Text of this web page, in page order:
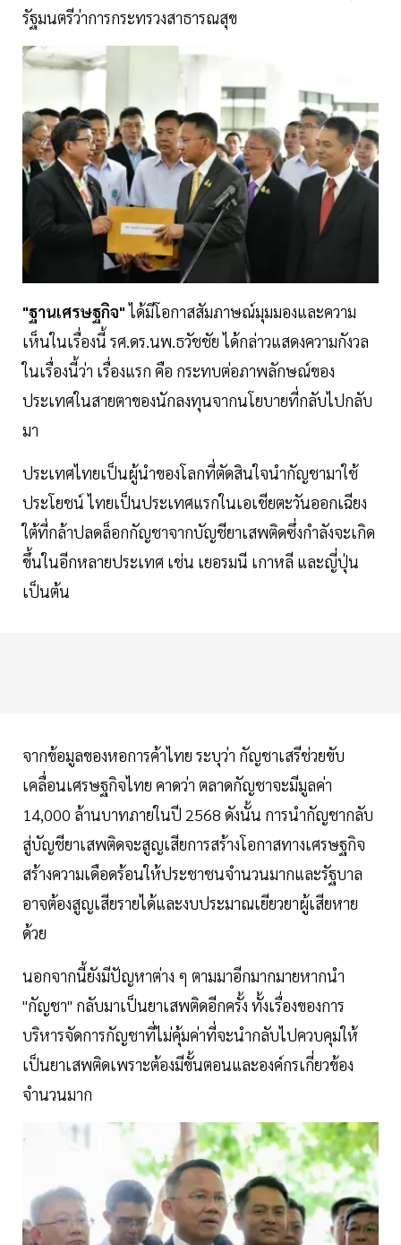
รัฐมนตรีว่าการกระทรวงสาธารณสุข
"ฐานเศรษฐกิจ"ได้มีโอกาสสัมภาษณ์มุมมองและความ
เห็นในเรื่องนี้ รศ.ดร.นพ.ธวัชชัย ได้กล่าวแสดงความกังวล
ในเรื่องนี้ว่า เรื่องแรก คือ กระทบต่อภาพลักษณ์ของ
ประเทศในสายตาของนักลงทุนจากนโยบายที่กลับไปกลับ
มา
ประเทศไทยเป็นผู้นำของโลกที่ตัดสินใจนำกัญชามาใช้
ประโยชน์ ไทยเป็นประเทศแรกในเอเชียตะวันออกเฉียง
ใต้ที่กล้าปลดล็อกกัญชาจากบัญชียาเสพติดซึ่งกำลังจะเกิด
ขึ้นในอีกหลายประเทศ เช่น เยอรมนี เกาหลี และญี่ปุ่น
เป็นต้น
จากข้อมูลของหอการค้าไทย ระบุว่า กัญชาเสรีช่วยขับ
เคลื่อนเศรษฐกิจไทย คาดว่า ตลาดกัญชาจะมีมูลค่า
14,000 ล้านบาทภายในปี 2568 ดังนั้น การนำกัญชากลับ
สู่บัญชียาเสพติดจะสูญเสียการสร้างโอกาสทางเศรษฐกิจ
สร้างความเดือดร้อนให้ประชาชนจำนวนมากและรัฐบาล
อาจต้องสูญเสียรายได้และงบประมาณเยียวยาผู้เสียหาย
ด้วย
นอกจากนี้ยังมีปัญหาต่าง ๆ ตามมาอีกมากมายหากนำ
"กัญชา" กลับมาเป็นยาเสพติดอีกครั้ง ทั้งเรื่องของการ
บริหารจัดการกัญชาที่ไม่คุ้มค่าที่จะนำกลับไปควบคุมให้
เป็นยาเสพติดเพราะต้องมีขั้นตอนและองค์กรเกี่ยวข้อง
จำนวนมาก